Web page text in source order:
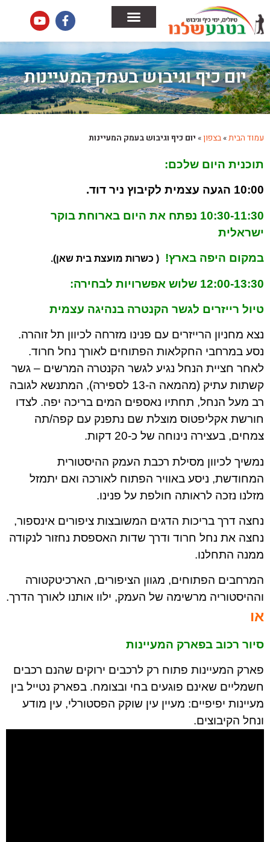
יום כיף וגיבוש בעמק המעיינות
עמוד הבית»בצפון» יום כיף וגיבוש בעמק המעיינות
תוכנית היום שלכם:
10:00 הגעה עצמית לקיבוץ ניר דוד.
10:30-11:30 נפתח את היום בארוחת בוקר
ישראלית
במקום היפה בארץ! ( כשרות מועצת בית שאן).
12:00-13:30 שלוש אפשרויות לבחירה:
טיול רייזרים לגשר הקנטרה בנהיגה עצמית
נצא מחניון הרייזרים עם פנינו מזרחה לכיוון תל זוהרה.
נסע במרחבי החקלאות הפתוחים לאורך נחל חרוד.
לאחר חציית הנחל נגיע לגשר הקנטרה המרשים – גשר
קשתות עתיק (מהמאה ה-13 לספירה), המתנשא לגובה
רב מעל הנחל, תחתיו נאספים המים בריכה יפה. לצדו
חורשת אקליפטוס מוצלת שם נתפנק עם קפה/תה
צמחים, בעצירה נינוחה של כ-20 דקות.
נמשיך לכיוון מסילת רכבת העמק ההיסטורית
המחודשת, ניסע באוויר הפתוח לאורכה ואם יתמזל
מזלנו נזכה לראותה חולפת על פנינו.
נחצה דרך בריכות הדגים המשובצות ציפורים אינספור,
נחצה את נחל חרוד ודרך שדות האספסת נחזור לנקודה
ממנה התחלנו.
המרחבים הפתוחים, מגוון הציפורים, הארכיטקטורה
וההיסטוריה מרשימה של העמק, ילוו אותנו לאורך הדרך.
או
סיור רכוב בפארק המעיינות
פארק המעיינות פתוח רק לרכבים ירוקים שהנם רכבים
חשמליים שאינם פוגעים בחי ובצומח. בפארק נטייל בין
מעיינות יפיפיים: מעיין עין שוקק הפסטורלי, עין מודע
ונחל הקיבוצים.